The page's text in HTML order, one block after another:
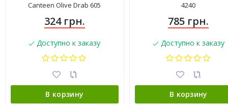
Canteen Olive Drab 605
324 грн.
Доступно к заказу
В корзину
4240
785 грн.
Доступно к заказу
В корзину